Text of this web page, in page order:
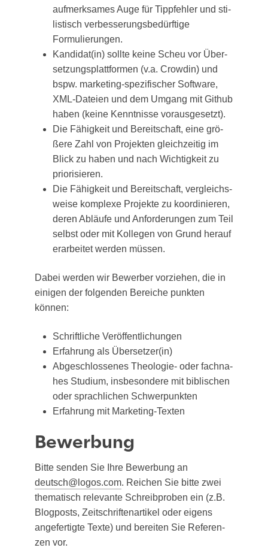
auf­merk­sa­mes Auge für Tipp­feh­ler und sti­
lis­tisch ver­bes­se­rungs­be­dürf­ti­ge
Formulierungen.
Kandidat(in) soll­te kei­ne Scheu vor Über­
set­zungs­platt­for­men (v.a. Crow­din) und
bspw. mar­ke­ting-spe­zi­fi­scher Soft­ware,
XML-Datei­en und dem Umgang mit Git­hub
haben (kei­ne Kennt­nis­se vorausgesetzt).
Die Fähig­keit und Bereit­schaft, eine grö­
ße­re Zahl von Pro­jek­ten gleich­zei­tig im
Blick zu haben und nach Wich­tig­keit zu
priorisieren.
Die Fähig­keit und Bereit­schaft, ver­gleichs­
wei­se kom­ple­xe Pro­jek­te zu koor­di­nie­ren,
deren Abläu­fe und Anfor­de­run­gen zum Teil
selbst oder mit Kol­le­gen von Grund her­auf
erar­bei­tet wer­den müssen.
Dabei wer­den wir Bewer­ber vor­zie­hen, die in
eini­gen der fol­gen­den Berei­che punk­ten
können:
Schrift­li­che Veröffentlichungen
Erfah­rung als Übersetzer(in)
Abge­schlos­se­nes Theo­lo­gie- oder fach­na­
hes Stu­di­um, ins­be­son­de­re mit bibli­schen
oder sprach­li­chen Schwerpunkten
Erfah­rung mit Marketing-Texten
Bewerbung
Bit­te sen­den Sie Ihre Bewer­bung an
deutsch@logos.com. Rei­chen Sie bit­te zwei
the­ma­tisch rele­van­te Schreib­pro­ben ein (z.B.
Blog­posts, Zeit­schrif­ten­ar­ti­kel oder eigens
ange­fer­tig­te Tex­te) und berei­ten Sie Refe­ren­
zen vor.